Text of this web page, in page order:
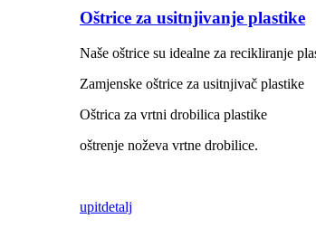
Oštrice za usitnjivanje plastike
Naše oštrice su idealne za recikliranje
Zamjenske oštrice za usitnjivač plastike
Oštrica za vrtni drobilica plastike
oštrenje noževa vrtne drobilice.
upitdetalj